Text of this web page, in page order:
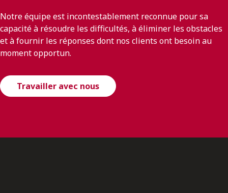
Notre équipe est incontestablement reconnue pour sa
capacité à résoudre les difficultés, à éliminer les obstacles
et à fournir les réponses dont nos clients ont besoin au
moment opportun.
Travailler avec nous